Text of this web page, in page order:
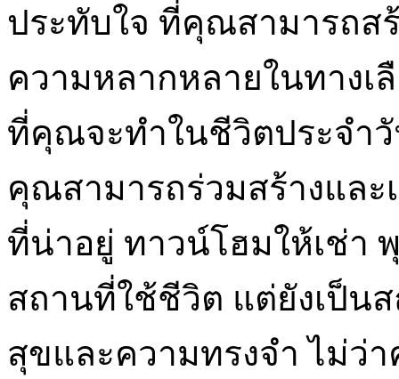
ประทับใจ ที่คุณสามารถ
ความหลากหลายในทางเ
ที่คุณจะทำในชีวิตประจำ
คุณสามารถร่วมสร้างแล
ที่น่าอยู่ ทาวน์โฮมให้เช่า
สถานที่ใช้ชีวิต แต่ยังเป็น
สุขและความทรงจำ ไม่ว่